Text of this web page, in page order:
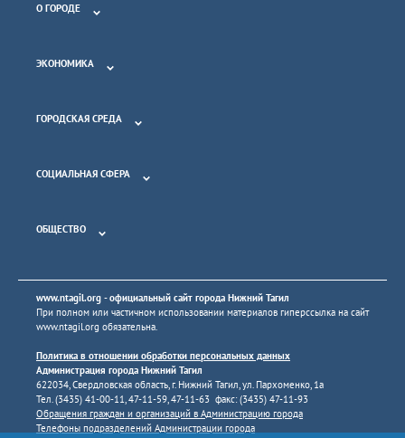
О ГОРОДЕ
ЭКОНОМИКА
ГОРОДСКАЯ СРЕДА
СОЦИАЛЬНАЯ СФЕРА
ОБЩЕСТВО
www.ntagil.org - официальный сайт города Нижний Тагил
При полном или частичном использовании материалов гиперссылка на сайт
www.ntagil.org обязательна.
Политика в отношении обработки персональных данных
Администрация города Нижний Тагил
622034, Свердловская область, г. Нижний Тагил, ул. Пархоменко, 1а
Тел. (3435) 41-00-11, 47-11-59, 47-11-63 факс: (3435) 47-11-93
Обращения граждан и организаций в Администрацию города
Телефоны подразделений Администрации города